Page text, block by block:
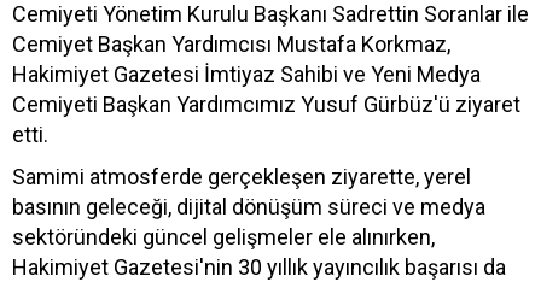
Cemiyeti Yönetim Kurulu Başkanı Sadrettin Soranlar ile
Cemiyet Başkan Yardımcısı Mustafa Korkmaz,
Hakimiyet Gazetesi İmtiyaz Sahibi ve Yeni Medya
Cemiyeti Başkan Yardımcımız Yusuf Gürbüz'ü ziyaret
etti.
Samimi atmosferde gerçekleşen ziyarette, yerel
basının geleceği, dijital dönüşüm süreci ve medya
sektöründeki güncel gelişmeler ele alınırken,
Hakimiyet Gazetesi'nin 30 yıllık yayıncılık başarısı da